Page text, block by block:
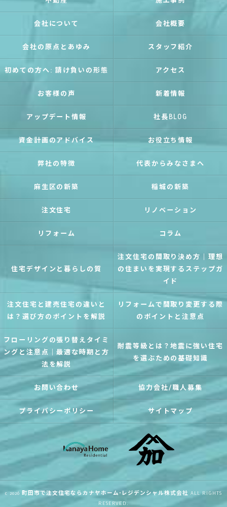
会社について 会社概要
会社の原点とあゆみ スタッフ紹介
初めての方へ: 請け負いの形態 アクセス
お客様の声 新着情報
アップデート情報 社長BLOG
資金計画のアドバイス お役立ち情報
弊社の特徴 代表からみなさまへ
麻生区の新築 稲城の新築
注文住宅 リノベーション
リフォーム コラム
住宅デザインと暮らしの質
注文住宅の間取り決め方｜理想
の住まいを実現するステップガ
イド
注文住宅と建売住宅の違いと
は？選び方のポイントを解説
リフォームで間取り変更する際
のポイントと注意点
フローリングの張り替えタイミ
ングと注意点｜最適な時期と方
法を解説
耐震等級とは？地震に強い住宅
を選ぶための基礎知識
お問い合わせ 協力会社/職人募集
プライバシーポリシー サイトマップ
c 2026 町田市で注文住宅ならカナヤホーム･レジデンシャル株式会社 ALL RIGHTS
RESERVED.